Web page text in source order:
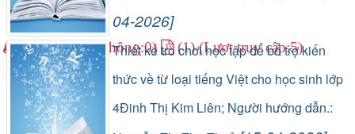
04-2026]
(0) (Lượt lưu thông:0) (1) (Lượt truy cập:5)
Thiết kế trò chơi học tập để bổ trợ kiến
thức về từ loại tiếng Việt cho học sinh lớp
4Đinh Thị Kim Liên; Người hướng dẫn.: